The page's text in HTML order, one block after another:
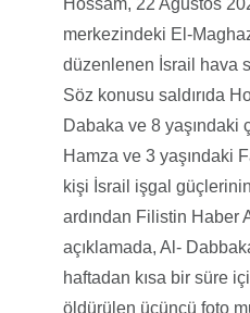
Hossam, 22 Ağustos
merkezindeki El-
düzenlenen İsrail hava
Söz konusu saldırıda
Dabaka ve 8 yaşındaki
Hamza ve 3 yaşındaki
kişi İsrail işgal
ardından Filistin Haber
açıklamada, Al-
haftadan kısa bir süre
öldürülen üçüncü foto